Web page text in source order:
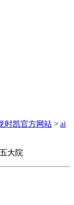
时凯官方网站 > ai
大院